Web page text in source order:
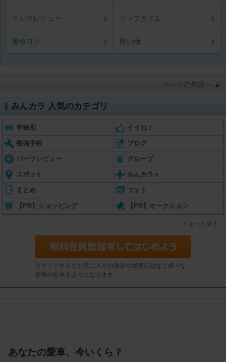
クルマレビュー ラップタイム
愛車ログ 買い物
ページの先頭へ ▲
みんカラ 人気のカテゴリ
車種別 イイね！
整備手帳 ブログ
パーツレビュー グループ
スポット みんカラ＋
まとめ フォト
【PR】ショッピング 【PR】オークション
もっと見る
ログインするとお気に入りの保存や燃費記録など様々な
管理が出来るようになります
あなたの愛車、今いくら？